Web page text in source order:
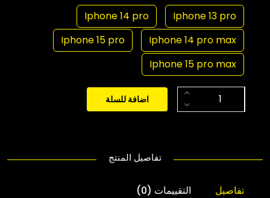
Iphone 13 pro
Iphone 14 pro
Iphone 14 pro max
Iphone 15 pro
Iphone 15 pro max
اضافة للسلة
تفاصيل المنتج
تفاصيل التقييمات (0)